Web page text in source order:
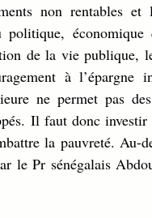
non rentables et
de la vie publique,
à l’épargne
ne permet pas des
Il faut donc
la pauvreté. Au-
le Pr sénégalais